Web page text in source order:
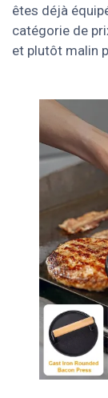
êtes déjà
catégorie de
et plutôt malin